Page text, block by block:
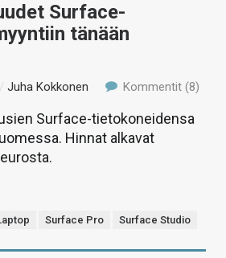
Surface-
tänään
/Juha Kokkonen Kommentit (8)
Surface-tietokoneidensa
Hinnat alkavat
Surface Pro Surface Studio